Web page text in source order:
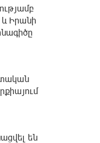
և Իրանի
են